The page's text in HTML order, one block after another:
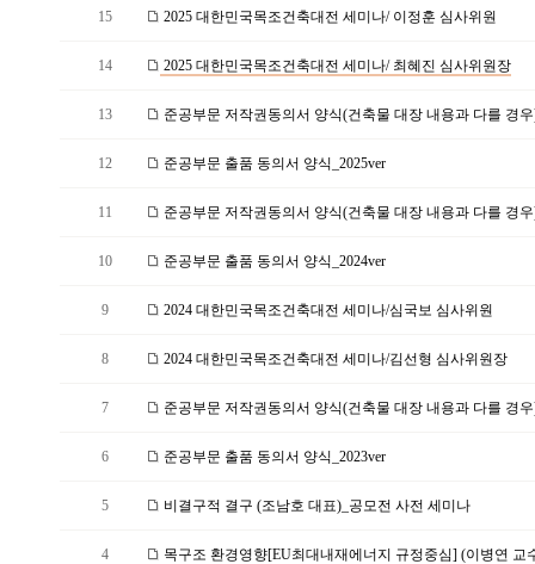
15 2025 대한민국목조건축대전 세미나/ 이정훈 심사위원
14 2025 대한민국목조건축대전 세미나/ 최혜진 심사위원장
13 준공부문 저작권동의서 양식(건축물 대장 내용과 다를 경우
12 준공부문 출품 동의서 양식_2025ver
11 준공부문 저작권동의서 양식(건축물 대장 내용과 다를 경우
10 준공부문 출품 동의서 양식_2024ver
9 2024 대한민국목조건축대전 세미나/심국보 심사위원
8 2024 대한민국목조건축대전 세미나/김선형 심사위원장
7 준공부문 저작권동의서 양식(건축물 대장 내용과 다를 경우
6 준공부문 출품 동의서 양식_2023ver
5 비결구적 결구 (조남호 대표)_공모전 사전 세미나
4 목구조 환경영향[EU최대내재에너지 규정중심] (이병연 교